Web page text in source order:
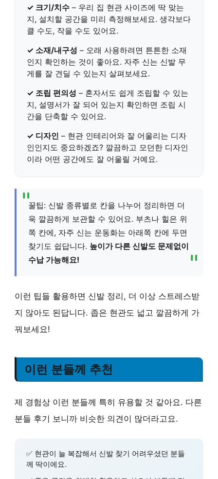
✓ 크기/치수 – 우리 집 현관 사이즈에 딱 맞는
지, 설치할 공간을 미리 측정해보세요. 생각보다
클 수도, 작을 수도 있어요.
✓ 소재/내구성 – 오래 사용하려면 튼튼한 소재
인지 확인하는 것이 좋아요. 자주 신는 신발 무
게를 잘 견딜 수 있는지 살펴보세요.
✓ 조립 편의성 – 혼자서도 쉽게 조립할 수 있는
지, 설명서가 잘 되어 있는지 확인하면 조립 시
간을 단축할 수 있어요.
✓ 디자인 – 현관 인테리어와 잘 어울리는 디자
인인지도 중요하겠죠? 깔끔하고 모던한 디자인
이라 어떤 공간에도 잘 어울릴 거예요.
꿀팁: 신발 종류별로 칸을 나누어 정리하면 더
욱 깔끔하게 보관할 수 있어요. 부츠나 힐은 위
쪽 칸에, 자주 신는 운동화는 아래쪽 칸에 두면
찾기도 쉽답니다. 높이가 다른 신발도 문제없이
수납 가능해요!
이런 팁들 활용하면 신발 정리, 더 이상 스트레스받
지 않아도 된답니다. 좁은 현관도 넓고 깔끔하게 가
꿔보세요!
이런 분들께 추천
제 경험상 이런 분들께 특히 유용할 것 같아요. 다른
분들 후기 보니까 비슷한 의견이 많더라고요.
✅ 현관이 늘 복잡해서 신발 찾기 어려우셨던 분들
께 딱이에요.